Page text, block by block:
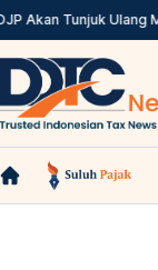
Akan Tunjuk Ulang